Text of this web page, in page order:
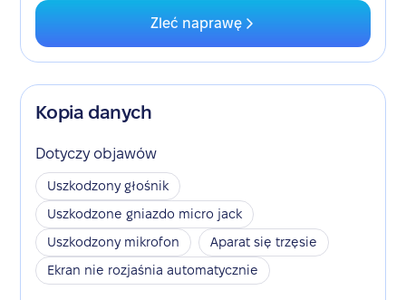
Zleć naprawę
Kopia danych
Dotyczy objawów
Uszkodzony głośnik
Uszkodzone gniazdo micro jack
Uszkodzony mikrofon
Aparat się trzęsie
Ekran nie rozjaśnia automatycznie